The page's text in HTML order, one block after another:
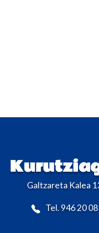
Galtzareta Kalea
Tel. 946 20